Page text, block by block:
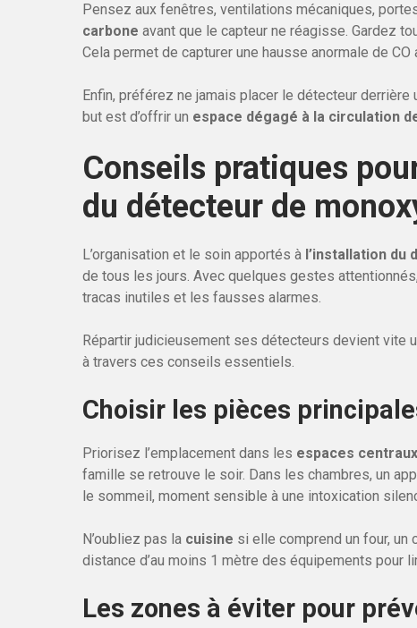
Pensez aux fenêtres, ventilations mécaniques,
carbone avant que le capteur ne réagisse. Gardez
Cela permet de capturer une hausse anormale de
Enfin, préférez ne jamais placer le détecteur
but est d’offrir un espace dégagé à la circulation
Conseils pratiques
du détecteur de
L’organisation et le soin apportés à l’installation du
de tous les jours. Avec quelques gestes
tracas inutiles et les fausses alarmes.
Répartir judicieusement ses détecteurs devient vite
à travers ces conseils essentiels.
Choisir les pièces
Priorisez l’emplacement dans les espaces
famille se retrouve le soir. Dans les chambres, un
le sommeil, moment sensible à une intoxication
N’oubliez pas la cuisine si elle comprend un four,
distance d’au moins 1 mètre des équipements
Les zones à éviter pour